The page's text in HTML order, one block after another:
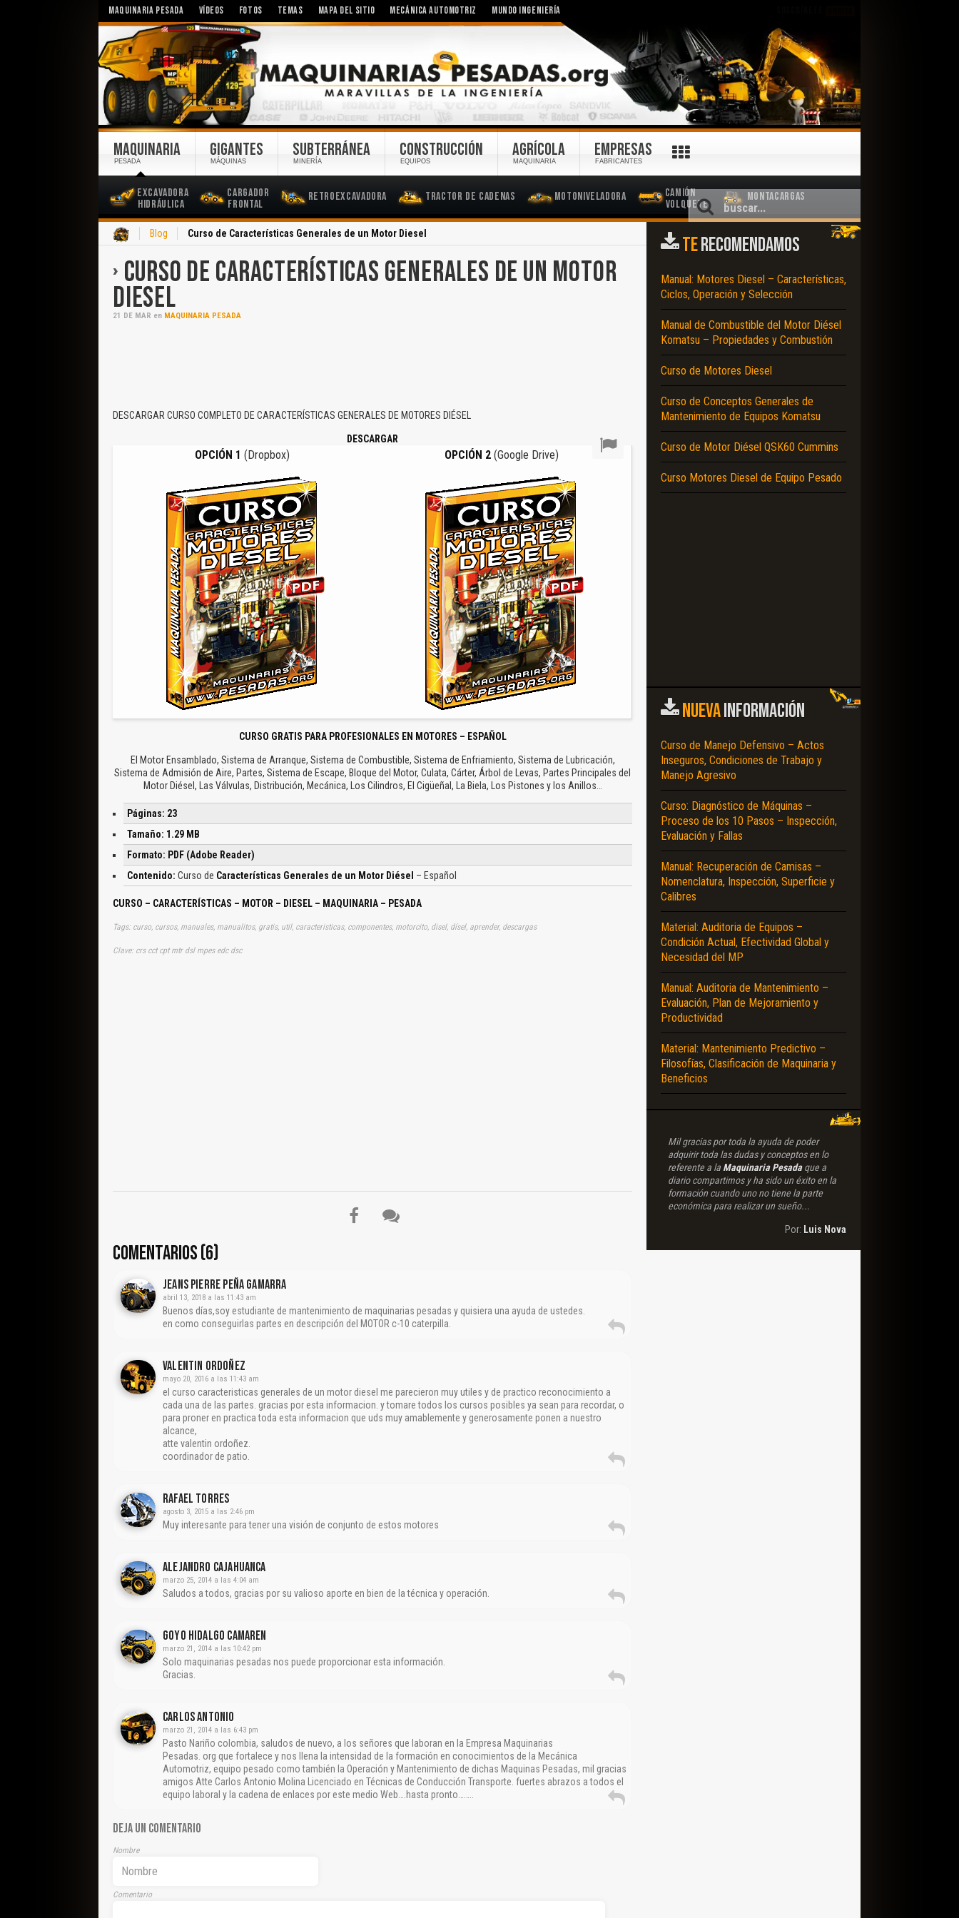
MAQUINARIA PESADA VÍDEOS FOTOS TEMAS MAPA DEL SITIO MECÁNICA AUTOMOTRIZ MUNDO INGENIERÍA
MAQUINARIA
PESADA
Excavadora
Hidráulica
Cargador
Frontal
Retroexcavadora Tractor de Cadenas Motoniveladora
Camión
Volquete
Montacargas
GIGANTES
MÁQUINAS
SUBTERRÁNEA
MINERÍA
CONSTRUCCIÓN
EQUIPOS
AGRÍCOLA
MAQUINARIA
EMPRESAS
FABRICANTES
Blog Curso de Características Generales de un Motor Diesel
CURSO DE CARACTERÍSTICAS GENERALES DE UN MOTOR
DIESEL
21 DE MAR en MAQUINARIA PESADA
DESCARGAR CURSO COMPLETO DE CARACTERÍSTICAS GENERALES DE MOTORES DIÉSEL
DESCARGAR
OPCIÓN 1 (Dropbox) OPCIÓN 2 (Google Drive)
CURSO GRATIS PARA PROFESIONALES EN MOTORES – ESPAÑOL
El Motor Ensamblado, Sistema de Arranque, Sistema de Combustible, Sistema de Enfriamiento, Sistema de Lubricación,
Sistema de Admisión de Aire, Partes, Sistema de Escape, Bloque del Motor, Culata, Cárter, Árbol de Levas, Partes Principales del
Motor Diésel, Las Válvulas, Distribución, Mecánica, Los Cilindros, El Cigüeñal, La Biela, Los Pistones y los Anillos…
Páginas: 23
Tamaño: 1.29 MB
Formato: PDF (Adobe Reader)
Contenido: Curso de Características Generales de un Motor Diésel – Español
CURSO – CARACTERÍSTICAS – MOTOR – DIESEL – MAQUINARIA – PESADA
Tags: curso, cursos, manuales, manualitos, gratis, util, caracteristicas, componentes, motorcito, disel, dísel, aprender, descargas
Clave: crs cct cpt mtr dsl mpes edc dsc
COMENTARIOS (6)
Jeans Pierre Peña Gamarra
abril 13, 2018 a las 11:43 am
Buenos días,soy estudiante de mantenimiento de maquinarias pesadas y quisiera una ayuda de ustedes.
en como conseguirlas partes en descripción del MOTOR c-10 caterpilla.
VALENTIN ORDOÑEZ
mayo 20, 2016 a las 11:43 am
el curso caracteristicas generales de un motor diesel me parecieron muy utiles y de practico reconocimiento a
cada una de las partes. gracias por esta informacion. y tomare todos los cursos posibles ya sean para recordar, o
para proner en practica toda esta informacion que uds muy amablemente y generosamente ponen a nuestro
alcance,
atte valentin ordoñez.
coordinador de patio.
Rafael Torres
agosto 3, 2015 a las 2:46 pm
Muy interesante para tener una visión de conjunto de estos motores
Alejandro Cajahuanca
marzo 25, 2014 a las 4:04 am
Saludos a todos, gracias por su valioso aporte en bien de la técnica y operación.
Goyo Hidalgo Camaren
marzo 21, 2014 a las 10:42 pm
Solo maquinarias pesadas nos puede proporcionar esta información.
Gracias.
CARLOS ANTONIO
marzo 21, 2014 a las 6:43 pm
Pasto Nariño colombia, saludos de nuevo, a los señores que laboran en la Empresa Maquinarias
Pesadas. org que fortalece y nos llena la intensidad de la formación en conocimientos de la Mecánica
Automotriz, equipo pesado como también la Operación y Mantenimiento de dichas Maquinas Pesadas, mil gracias
amigos Atte Carlos Antonio Molina Licenciado en Técnicas de Conducción Transporte. fuertes abrazos a todos el
equipo laboral y la cadena de enlaces por este medio Web….hasta pronto……..
DEJA UN COMENTARIO
Nombre
Comentario
TERECOMENDAMOS
Manual: Motores Diesel – Características,
Ciclos, Operación y Selección
Manual de Combustible del Motor Diésel
Komatsu – Propiedades y Combustión
Curso de Motores Diesel
Curso de Conceptos Generales de
Mantenimiento de Equipos Komatsu
Curso de Motor Diésel QSK60 Cummins
Curso Motores Diesel de Equipo Pesado
NUEVAINFORMACIÓN
Curso de Manejo Defensivo – Actos
Inseguros, Condiciones de Trabajo y
Manejo Agresivo
Curso: Diagnóstico de Máquinas –
Proceso de los 10 Pasos – Inspección,
Evaluación y Fallas
Manual: Recuperación de Camisas –
Nomenclatura, Inspección, Superficie y
Calibres
Material: Auditoria de Equipos –
Condición Actual, Efectividad Global y
Necesidad del MP
Manual: Auditoria de Mantenimiento –
Evaluación, Plan de Mejoramiento y
Productividad
Material: Mantenimiento Predictivo –
Filosofías, Clasificación de Maquinaria y
Beneficios
Mil gracias por toda la ayuda de poder
adquirir toda las dudas y conceptos en lo
referente a la Maquinaria Pesadaque a
diario compartimos y ha sido un éxito en la
formación cuando uno no tiene la parte
económica para realizar un sueño...
Por: Luis Nova
Texto o Imagen de portada son erróneos.